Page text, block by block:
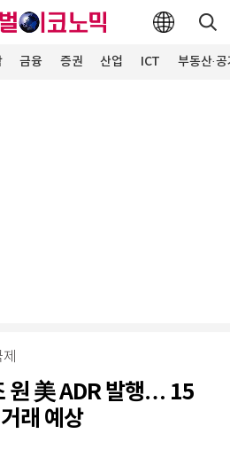
금융 증권 산업 ICT 부동산·
원 美 ADR 발행… 15
래 예상